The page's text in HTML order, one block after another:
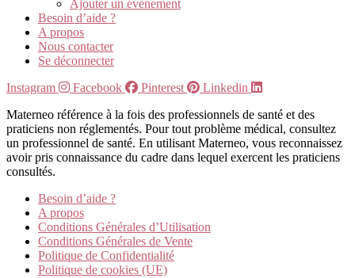
Ajouter un évènement
Besoin d’aide ?
A propos
Nous contacter
Se déconnecter
Instagram
Facebook Pinterest
Linkedin
Materneo référence à la fois des professionnels de santé et des
praticiens non réglementés. Pour tout problème médical, consultez
un professionnel de santé. En utilisant Materneo, vous reconnaissez
avoir pris connaissance du cadre dans lequel exercent les praticiens
consultés.
Besoin d’aide ?
A propos
Conditions Générales d’Utilisation
Conditions Générales de Vente
Politique de Confidentialité
Politique de cookies (UE)